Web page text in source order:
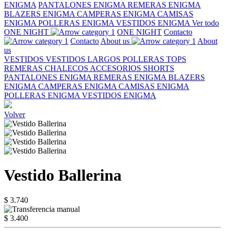
ENIGMA PANTALONES ENIGMA REMERAS ENIGMA
BLAZERS ENIGMA CAMPERAS ENIGMA CAMISAS
ENIGMA POLLERAS ENIGMA VESTIDOS ENIGMA Ver todo
ONE NIGHT
ONE NIGHT Contacto
Contacto About us
About
us
VESTIDOS VESTIDOS LARGOS POLLERAS TOPS
REMERAS CHALECOS ACCESORIOS SHORTS
PANTALONES ENIGMA REMERAS ENIGMA BLAZERS
ENIGMA CAMPERAS ENIGMA CAMISAS ENIGMA
POLLERAS ENIGMA VESTIDOS ENIGMA
Volver
Vestido Ballerina
$ 3.740
$ 3.400